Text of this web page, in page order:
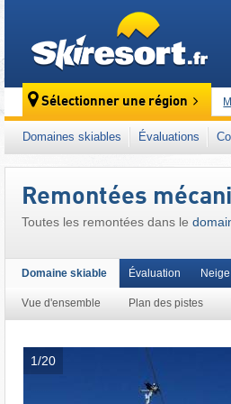
Sélectionner une région
Europe
Domaines skiables Évaluations
Remontées
Toutes les remontées dans le
Domaine skiable
Vue d'ensemble Plan des pistes
Évaluation
1/20